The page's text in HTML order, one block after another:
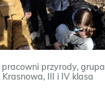
pracowni przyrody, grupa
Krasnowa, III i IV klasa